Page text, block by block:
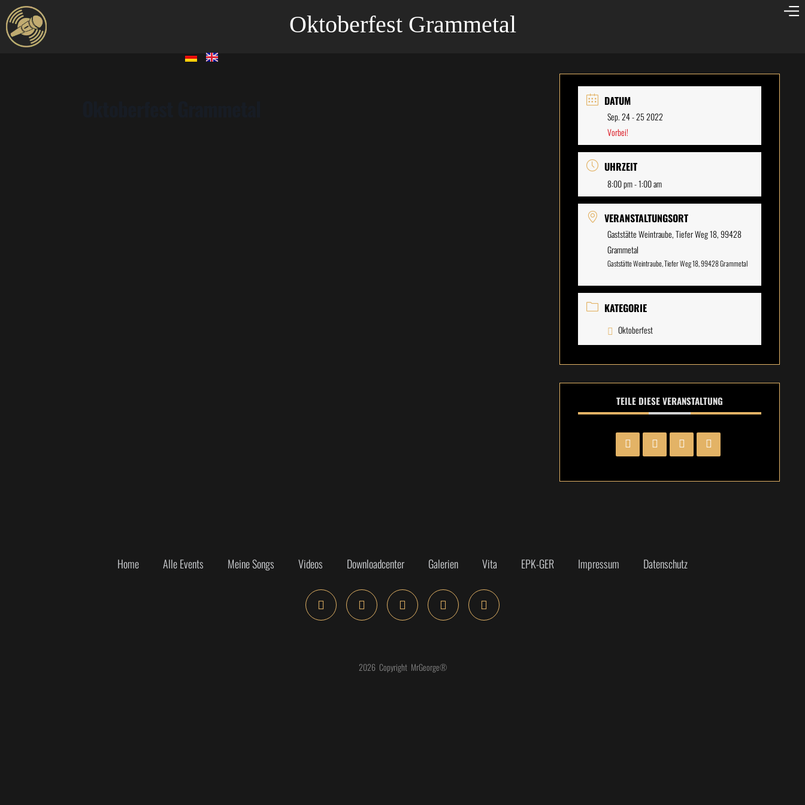
Oktoberfest Grammetal
DATUM
Sep. 24 - 25 2022
Vorbei!
UHRZEIT
8:00 pm - 1:00 am
VERANSTALTUNGSORT
Gaststätte Weintraube, Tiefer Weg 18, 99428
Grammetal
Gaststätte Weintraube, Tiefer Weg 18, 99428 Grammetal
KATEGORIE
Oktoberfest
TEILE DIESE VERANSTALTUNG
Home Alle Events Meine Songs Videos Downloadcenter Galerien Vita EPK-GER Impressum Datenschutz
2026 Copyright MrGeorge®